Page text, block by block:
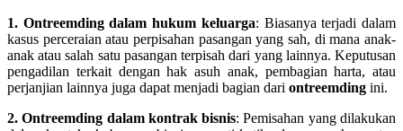
1. Ontreemding dalam hukum keluarga: Biasanya terjadi dalam
kasus perceraian atau perpisahan pasangan yang sah, di mana anak-
anak atau salah satu pasangan terpisah dari yang lainnya. Keputusan
pengadilan terkait dengan hak asuh anak, pembagian harta, atau
perjanjian lainnya juga dapat menjadi bagian dari ontreemding ini.
2. Ontreemding dalam kontrak bisnis: Pemisahan yang dilakukan